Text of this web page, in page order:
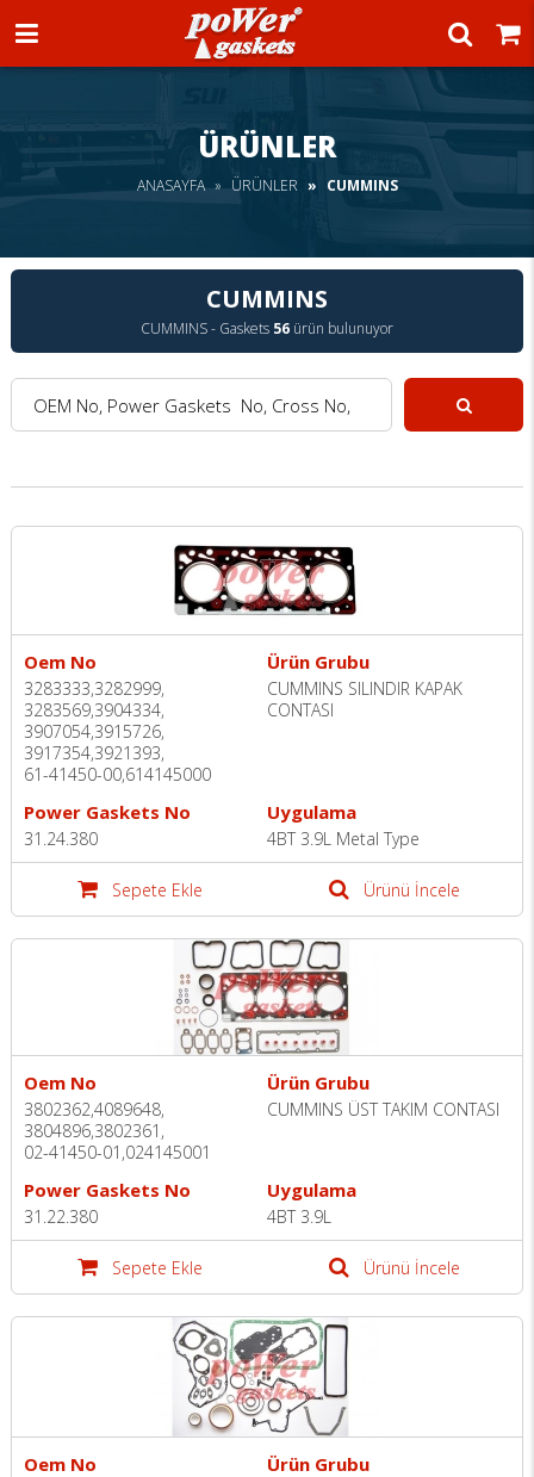
Power Gaskets
ÜRÜNLER
ANASAYFA ÜRÜNLER CUMMINS
CUMMINS
CUMMINS - Gaskets 56 ürün bulunuyor
OEM No, Power Gaskets No, Cross No, Model :
Oem No
3283333,3282999,
3283569,3904334,
3907054,3915726,
3917354,3921393,
61-41450-00,614145000
Ürün Grubu
CUMMINS SILINDIR KAPAK
CONTASI
Power Gaskets No
31.24.380
Uygulama
4BT 3.9L Metal Type
Sepete Ekle Ürünü İncele
Oem No
3802362,4089648,
3804896,3802361,
02-41450-01,024145001
Ürün Grubu
CUMMINS ÜST TAKIM CONTASI
Power Gaskets No
31.22.380
Uygulama
4BT 3.9L
Sepete Ekle Ürünü İncele
Oem No Ürün Grubu